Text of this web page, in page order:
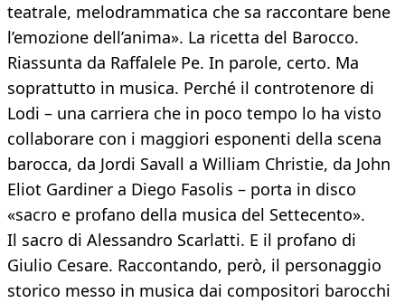
teatrale, melodrammatica che sa raccontare bene
l’emozione dell’anima». La ricetta del Barocco.
Riassunta da Raffalele Pe. In parole, certo. Ma
soprattutto in musica. Perché il controtenore di
Lodi – una carriera che in poco tempo lo ha visto
collaborare con i maggiori esponenti della scena
barocca, da Jordi Savall a William Christie, da John
Eliot Gardiner a Diego Fasolis – porta in disco
«sacro e profano della musica del Settecento».
Il sacro di Alessandro Scarlatti. E il profano di
Giulio Cesare. Raccontando, però, il personaggio
storico messo in musica dai compositori barocchi